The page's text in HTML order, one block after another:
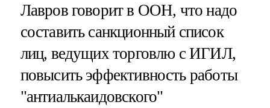
Лавров говорит в ООН, что надо
составить санкционный список
лиц, ведущих торговлю с ИГИЛ,
повысить эффективность работы
"антиалькаидовского"